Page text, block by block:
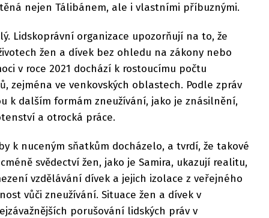
nejen Tálibánem, ale i vlastními příbuznými.
Lidskoprávní organizace upozorňují na to, že
žen a dívek bez ohledu na zákony nebo
v roce 2021 dochází k rostoucímu počtu
zejména ve venkovských oblastech. Podle zpráv
k dalším formám zneužívání, jako je znásilnění,
a otrocká práce.
k nuceným sňatkům docházelo, a tvrdí, že takové
svědectví žen, jako je Samira, ukazují realitu,
vzdělávání dívek a jejich izolace z veřejného
vůči zneužívání. Situace žen a dívek v
porušování lidských práv v